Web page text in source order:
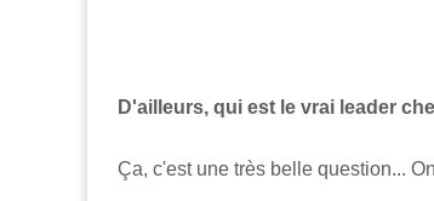
D'ailleurs, qui est le vrai leader
Ça, c'est une très belle question...